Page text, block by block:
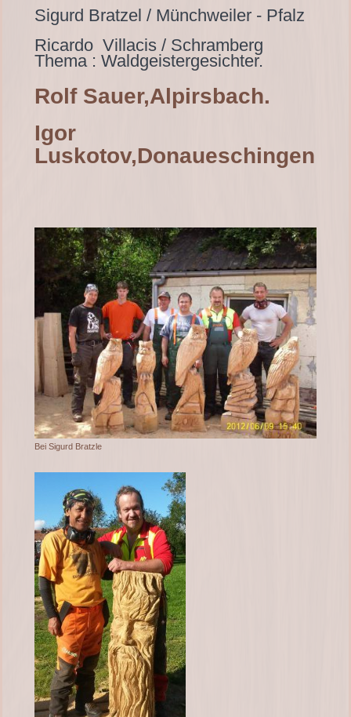
Sigurd Bratzel / Münchweiler - Pfalz
Ricardo Villacis / Schramberg
Thema : Waldgeistergesichter.
Rolf Sauer,Alpirsbach.
Igor
Luskotov,Donaueschingen
Bei Sigurd Bratzle